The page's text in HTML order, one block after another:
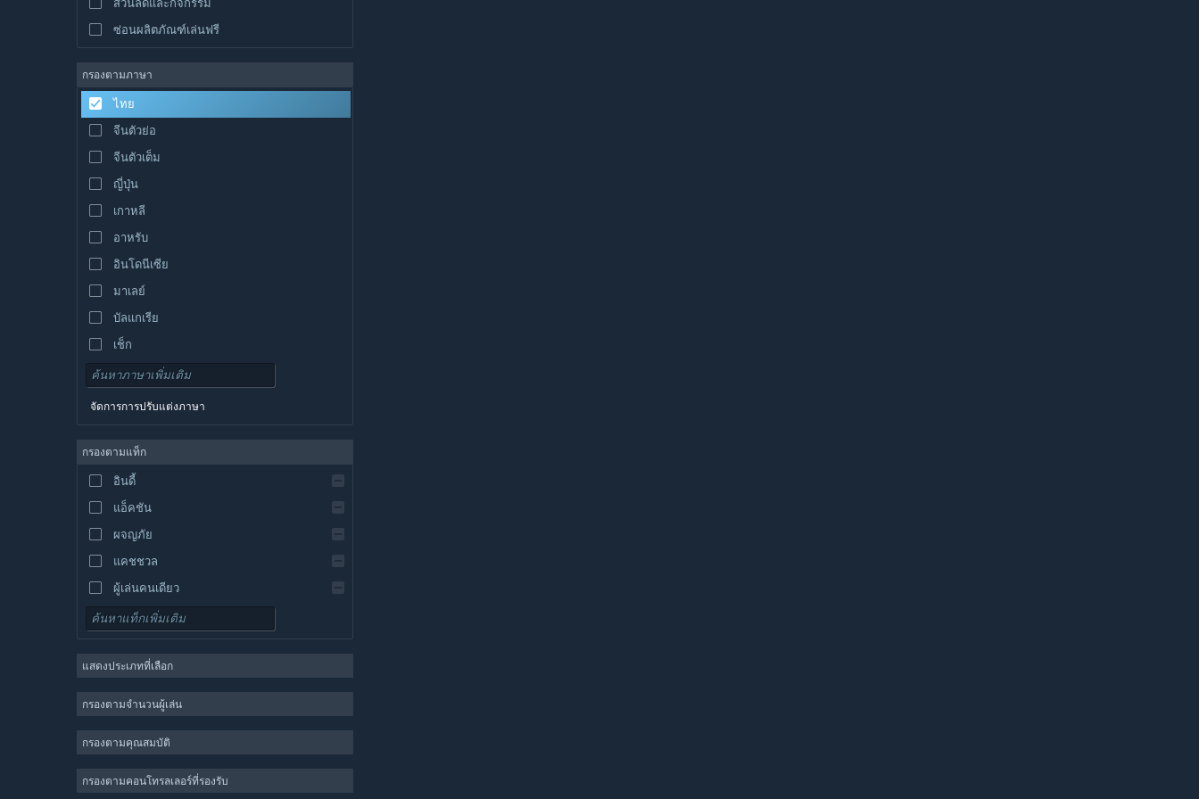
ซ่อนผลิตภัณฑ์เล่นฟรี
กรองตามภาษา
ไทย
จีนตัวย่อ
จีนตัวเต็ม
ญี่ปุ่น
เกาหลี
อาหรับ
อินโดนีเซีย
มาเลย์
บัลแกเรีย
เช็ก
เดนมาร์ก
สเปน
สเปน-ลาตินอเมริกา
กรีก
จัดการการปรับแต่งภาษา
กรองตามแท็ก
อินดี้
แอ็คชัน
ผจญภัย
แคชชวล
ผู้เล่นคนเดียว
จำลองสถานการณ์
กลยุทธ์
3 มิติ
แสดงประเภทที่เลือก
กรองตามจำนวนผู้เล่น
กรองตามคุณสมบัติ
กรองตามคอนโทรลเลอร์ที่รองรับ